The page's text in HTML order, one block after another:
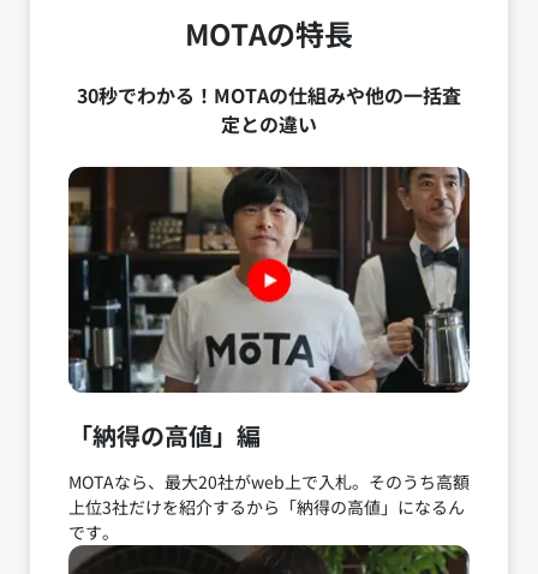
MOTAの特長
30秒でわかる！MOTAの仕組みや他の一括査
定との違い
「納得の高値」編
MOTAなら、最大20社がweb上で入札。そのうち高額
上位3社だけを紹介するから「納得の高値」になるん
です。